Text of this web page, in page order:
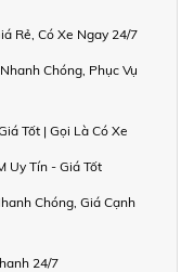
Rẻ, Có Xe Ngay 24/7
Chóng, Phục Vụ
Tốt | Gọi Là Có Xe
Uy Tín - Giá Tốt
Chóng, Giá Cạnh
24/7